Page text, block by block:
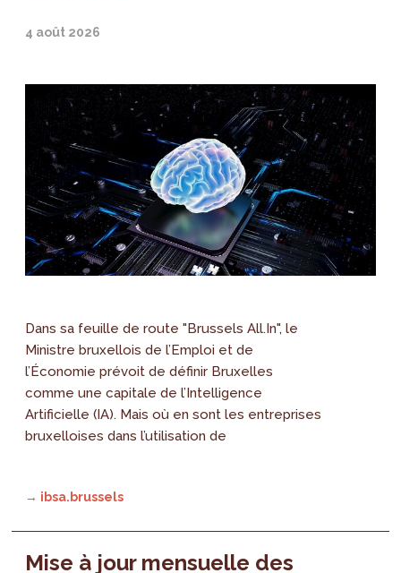
4 août 2026
Dans sa feuille de route "Brussels All.In", le
Ministre bruxellois de l’Emploi et de
l’Économie prévoit de définir Bruxelles
comme une capitale de l’Intelligence
Artificielle (IA). Mais où en sont les entreprises
bruxelloises dans l’utilisation de
→ ibsa.brussels
Mise à jour mensuelle des